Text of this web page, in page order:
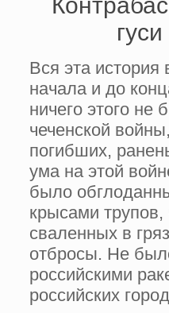
Вся эта
начала и до
ничего этого
чеченской
погибших,
ума на этой
было
крысами трупов,
сваленных в
отбросы. Не
российскими
российских